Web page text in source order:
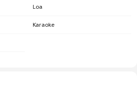
Loa
Karaoke